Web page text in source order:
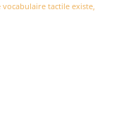
vocabulaire tactile existe,